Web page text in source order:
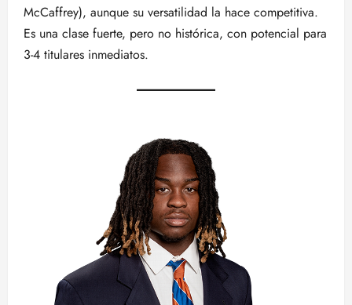
McCaffrey), aunque su versatilidad la hace competitiva.
Es una clase fuerte, pero no histórica, con potencial para
3-4 titulares inmediatos.